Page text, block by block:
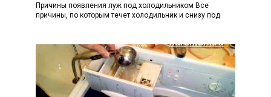
Причины появления луж под холодильником Все
причины, по которым течет холодильник и снизу под